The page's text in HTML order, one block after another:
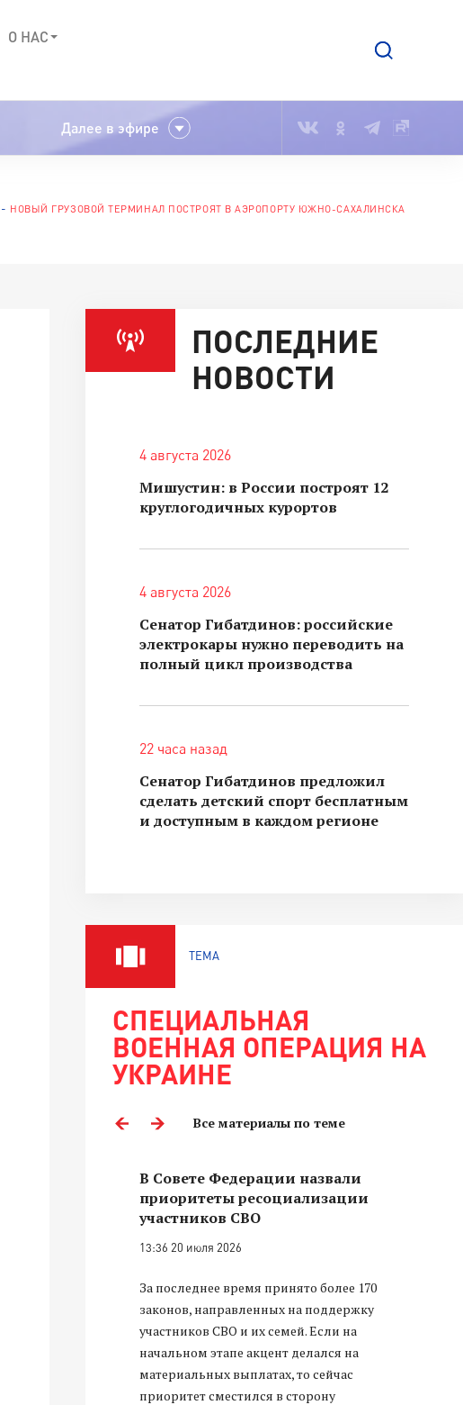
О НАС
Далее в эфире
НОВЫЙ ГРУЗОВОЙ ТЕРМИНАЛ ПОСТРОЯТ В АЭРОПОРТУ ЮЖНО-САХАЛИНСКА
ПОСЛЕДНИЕ
НОВОСТИ
4 августа 2026
Мишустин: в России построят 12
круглогодичных курортов
4 августа 2026
Сенатор Гибатдинов: российские
электрокары нужно переводить на
полный цикл производства
22 часа назад
Сенатор Гибатдинов предложил
сделать детский спорт бесплатным
и доступным в каждом регионе
ТЕМА
СПЕЦИАЛЬНАЯ
ВОЕННАЯ ОПЕРАЦИЯ НА
УКРАИНЕ
Все материалы по теме
В Совете Федерации назвали
приоритеты ресоциализации
участников СВО
13:36 20 июля 2026
За последнее время принято более 170
законов, направленных на поддержку
участников СВО и их семей. Если на
начальном этапе акцент делался на
материальных выплатах, то сейчас
приоритет сместился в сторону